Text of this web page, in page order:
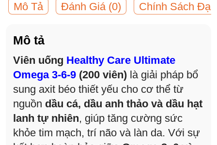
Mô Tả Đánh Giá (0) Chính Sách Đại
Mô tả
Viên uống Healthy Care Ultimate
Omega 3-6-9 (200 viên) là giải pháp bổ
sung axit béo thiết yếu cho cơ thể từ
nguồn dầu cá, dầu anh thảo và dầu hạt
lanh tự nhiên, giúp tăng cường sức
khỏe tim mạch, trí não và làn da. Với sự